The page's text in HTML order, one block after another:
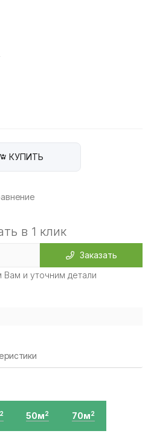
КУПИТЬ
в 1 клик
Заказать
и уточним детали
2 50м2 70м2